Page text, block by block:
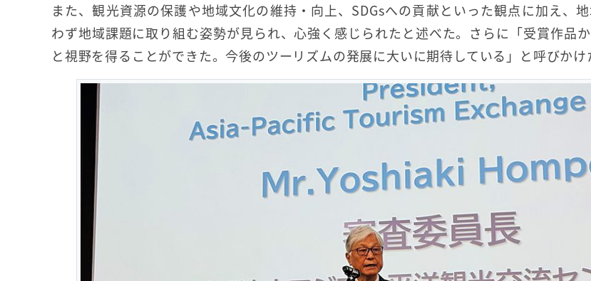
また、観光資源の保護や地域文化の維持・向上、SDGsへの貢献といった観点に加え、
わず地域課題に取り組む姿勢が見られ、心強く感じられたと述べた。さらに「受賞作品
と視野を得ることができた。今後のツーリズムの発展に大いに期待している」と呼びかけ